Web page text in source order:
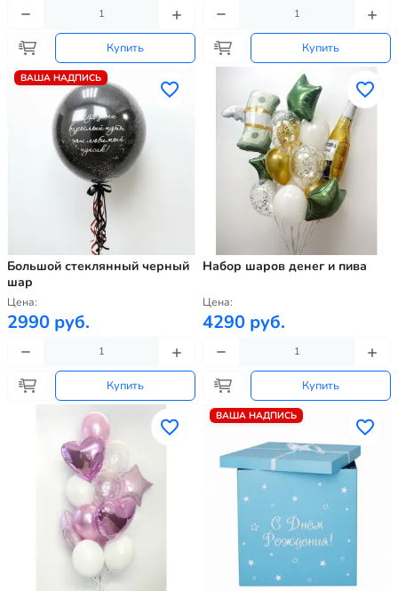
Купить Купить
ВАША НАДПИСЬ
Большой стеклянный черный
шар
Цена:
2990 руб.
Купить
Набор шаров денег и пива
Цена:
4290 руб.
Купить
ВАША НАДПИСЬ